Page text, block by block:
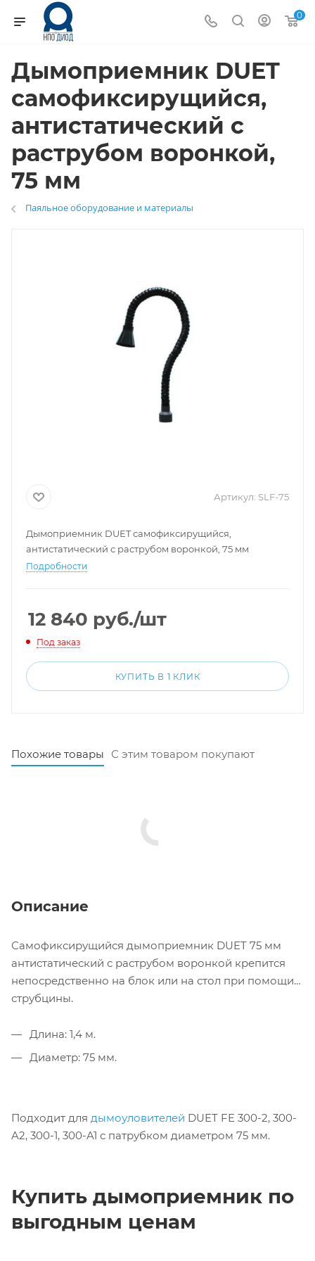
0
Дымоприемник DUET
самофиксирущийся,
антистатический с
раструбом воронкой,
75 мм
Паяльное оборудование и материалы
Артикул: SLF-75
Дымоприемник DUET самофиксирущийся,
антистатический с раструбом воронкой, 75 мм
Подробности
12 840 руб./шт
Под заказ
КУПИТЬ В 1 КЛИК
Похожие товары С этим товаром покупают
Описание
Самофиксирущийся дымоприемник DUET 75 мм
антистатический с раструбом воронкой крепится
непосредственно на блок или на стол при помощи
струбцины.
Длина: 1,4 м.
Диаметр: 75 мм.
Подходит для дымоуловителей DUET FE 300-2, 300-
A2, 300-1, 300-A1 с патрубком диаметром 75 мм.
Купить дымоприемник по
выгодным ценам